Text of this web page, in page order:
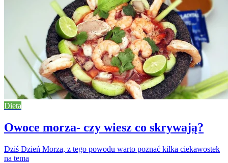
Dieta
Owoce morza- czy wiesz co skrywają?
Dziś Dzień Morza, z tego powodu warto poznać kilka ciekawostek
na tema